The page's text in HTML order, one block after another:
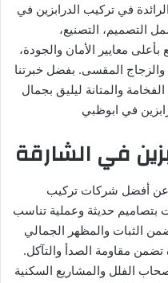
في تركيب الدرابزين في
التصميم، التصنيع،
معايير الأمان والجودة،
المقسى. بفضل خبرتنا
والمتانة ليليق بجمال
في ابوظبي
في الشارقة
عن أفضل شركات تركيب
بتصاميم حديثة وعملية تناسب
الثبات والمظهر الجمالي
مقاومة الصدأ والتآكل.
الفلل والمشاريع السكنية